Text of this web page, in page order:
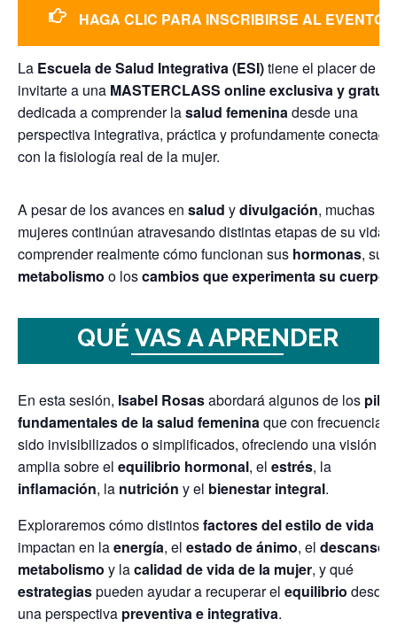
HAGA CLIC PARA INSCRIBIRSE AL EVENTO
La Escuela de Salud Integrativa (ESI)tiene el placer de
invitarte a una MASTERCLASS online exclusiva y
dedicada a comprender lasalud femeninadesde una
perspectiva integrativa, práctica y profundamente conectada
con la fisiología real de la mujer.
A pesar de los avances en salud ydivulgación, muchas
mujeres continúan atravesando distintas etapas de su vida
comprender realmente cómo funcionan sus hormonas, su
metabolismo o loscambios que experimenta su cuerpo
QUÉ VAS A APRENDER
En esta sesión, Isabel Rosasabordará algunos de los
fundamentales de la salud femeninaque con frecuencia
sido invisibilizados o simplificados, ofreciendo una visión
amplia sobre el equilibrio hormonal, el estrés, la
inflamación, la nutrición y el bienestar integral.
Exploraremos cómo distintosfactores del estilo de vida
impactan en laenergía, el estado de ánimo, el descanso
metabolismo y lacalidad de vida de la mujer, y qué
estrategiaspueden ayudar a recuperar el equilibrio desde
una perspectiva preventiva e integrativa.